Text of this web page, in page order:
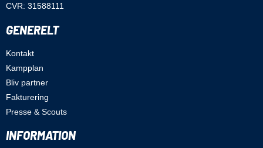
CVR: 31588111
GENERELT
Kontakt
Kampplan
Bliv partner
Fakturering
Presse & Scouts
INFORMATION